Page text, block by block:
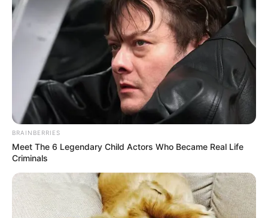
BRAINBERRIES
Meet The 6 Legendary Child Actors Who Became Real Life
Criminals